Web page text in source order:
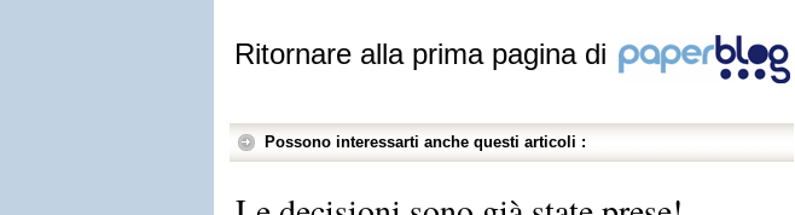
Ritornare alla prima pagina di
Possono interessarti anche questi articoli :